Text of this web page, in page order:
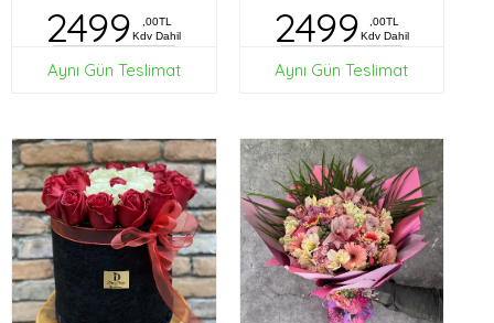
2499
,00TL
Kdv Dahil
Aynı Gün Teslimat
2499
,00TL
Kdv Dahil
Aynı Gün Teslimat